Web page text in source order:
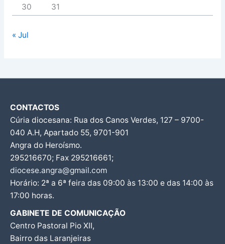
30
31
« Jul
CONTACTOS
Cúria diocesana: Rua dos Canos Verdes, 127 – 9700-
040 A.H, Apartado 55, 9701-901
Angra do Heroísmo.
295216670; Fax 295216661;
diocese.angra@gmail.com
Horário: 2ª a 6ª feira das 09:00 às 13:00 e das 14:00 às
17:00 horas.
GABINETE DE COMUNICAÇÃO
Centro Pastoral Pio XII,
Bairro das Laranjeiras